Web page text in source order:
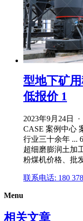
型地下矿
低报价 1
2023年9月24日
CASE 案例中心
行业三十余年 ...
超细磨膨润土加
粉煤机价格、批
联系电话: 180
Menu
相关文章